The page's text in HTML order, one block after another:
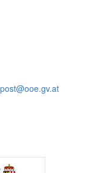
post@ooe.gv.at